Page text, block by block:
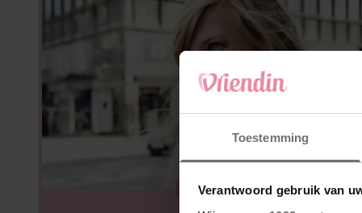
Toestemming
Verantwoord gebruik van
BEAUTY